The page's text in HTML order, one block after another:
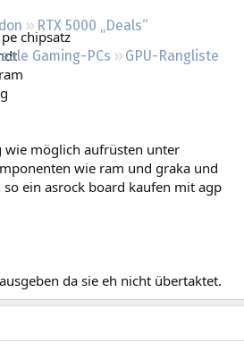
RTX 5000 „Deals“
Gaming-PCs
GPU-Rangliste
chipsatz
möglich aufrüsten unter
wie ram und graka und
ein asrock board kaufen mit agp
da sie eh nicht übertaktet.